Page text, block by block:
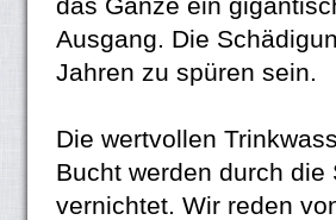
Ausgang. Die
Jahren zu spüren sein.
Die wertvollen
Bucht werden durch
vernichtet. Wir reden